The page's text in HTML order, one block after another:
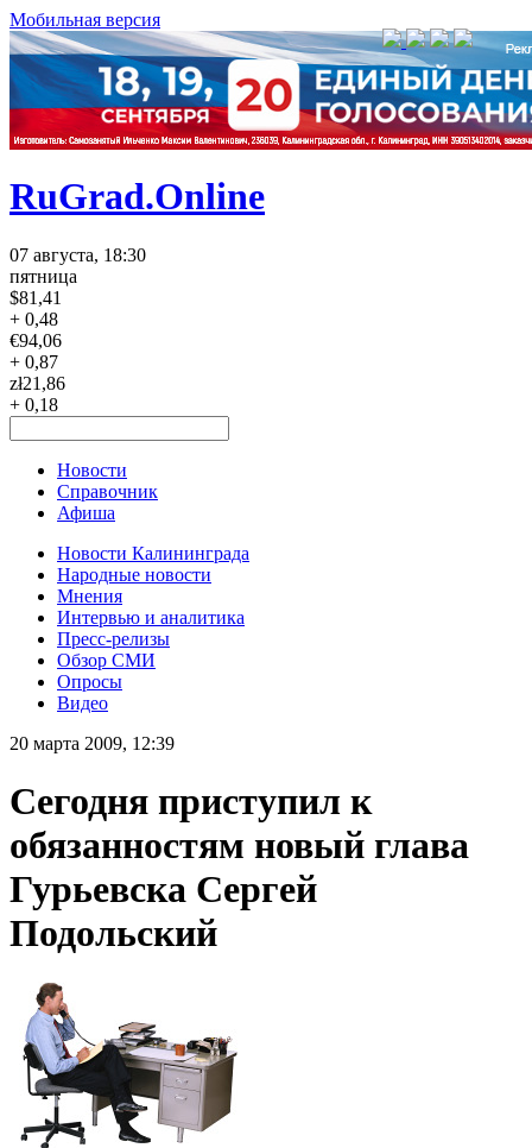
Мобильная версия
RuGrad.Online
07 августа, 18:30
пятница
$81,41
+ 0,48
€94,06
+ 0,87
zł21,86
+ 0,18
Новости
Справочник
Афиша
Новости Калининграда
Народные новости
Мнения
Интервью и аналитика
Пресс-релизы
Обзор СМИ
Опросы
Видео
20 марта 2009, 12:39
Сегодня приступил к
обязанностям новый глава
Гурьевска Сергей
Подольский